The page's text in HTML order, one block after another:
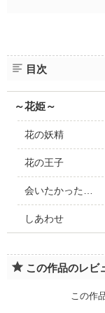
目次
～花姫～
花の妖精
花の王子
会いたかった…
しあわせ
この作品のレビ
この作